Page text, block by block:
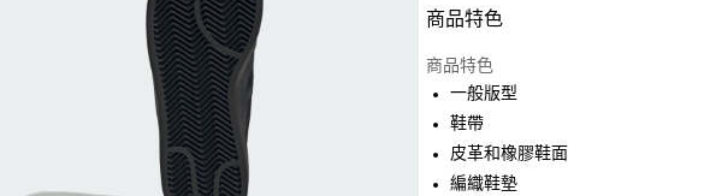
付款方式
信用卡一次付款
LINE Pay
商品特色
商品特色
一般版型
鞋帶
皮革和橡膠鞋面
編織鞋墊